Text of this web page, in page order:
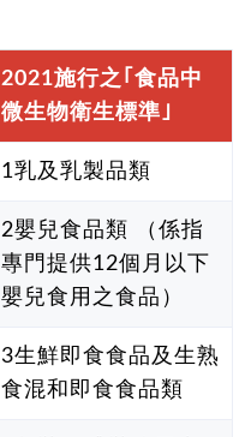
2021施行之 ｢食品中
微生物衛生標準｣
1乳及乳製品類
2嬰兒食品類 （係指
專門提供12個月以下
嬰兒食用之食品）
3生鮮即食食品及生熟
食混和即食食品類